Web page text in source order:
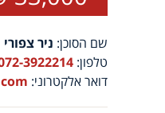
שם הסוכן: ניר צפורי
טלפון: 3922214
דואר אלקטרוני: